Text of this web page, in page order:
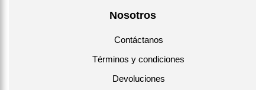
Nosotros
Contáctanos
Términos y condiciones
Devoluciones